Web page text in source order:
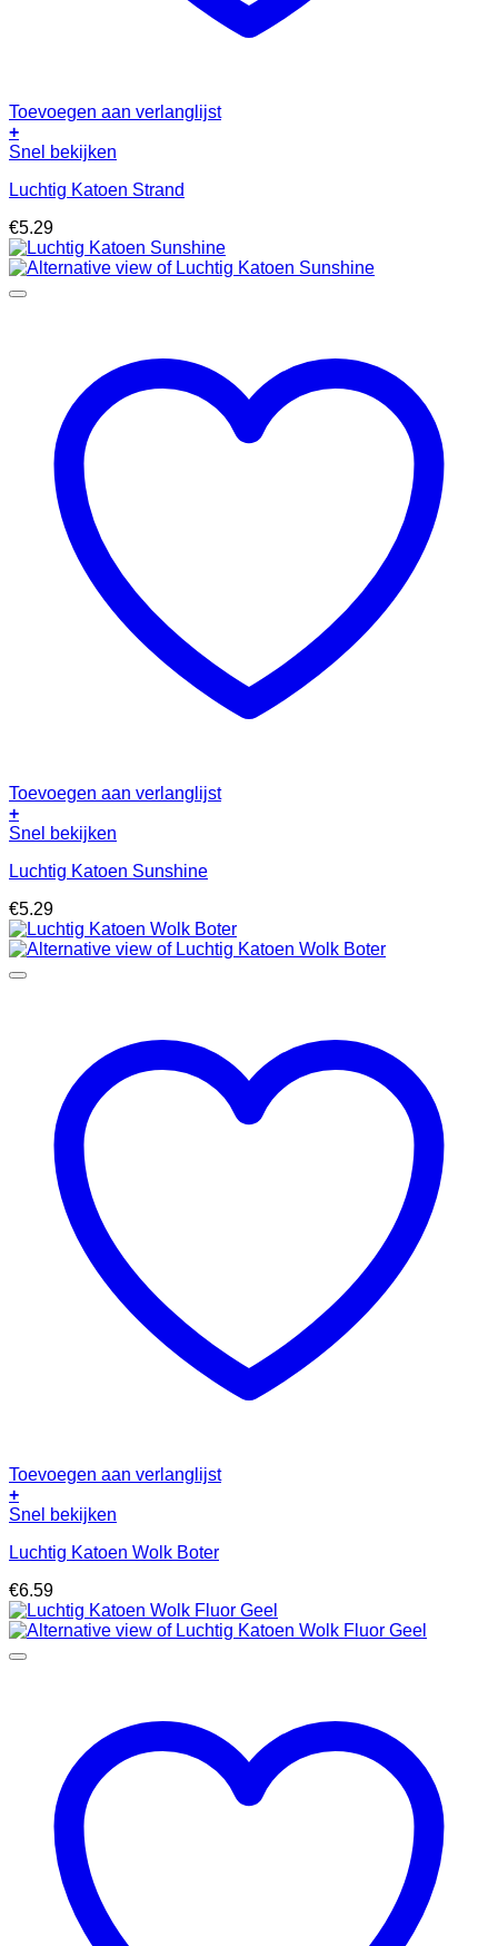
Toevoegen aan verlanglijst
+
Snel bekijken
Luchtig Katoen Strand
€5.29
Toevoegen aan verlanglijst
+
Snel bekijken
Luchtig Katoen Sunshine
€5.29
Toevoegen aan verlanglijst
+
Snel bekijken
Luchtig Katoen Wolk Boter
€6.59